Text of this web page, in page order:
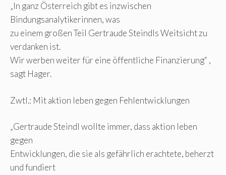
„In ganz Österreich gibt es inzwischen
Bindungsanalytikerinnen, was
zu einem großen Teil Gertraude Steindls Weitsicht zu
verdanken ist.
Wir werben weiter für eine öffentliche Finanzierung“ ,
sagt Hager.
Zwtl.: Mit aktion leben gegen Fehlentwicklungen
„Gertraude Steindl wollte immer, dass aktion leben
gegen
Entwicklungen, die sie als gefährlich erachtete, beherzt
und fundiert